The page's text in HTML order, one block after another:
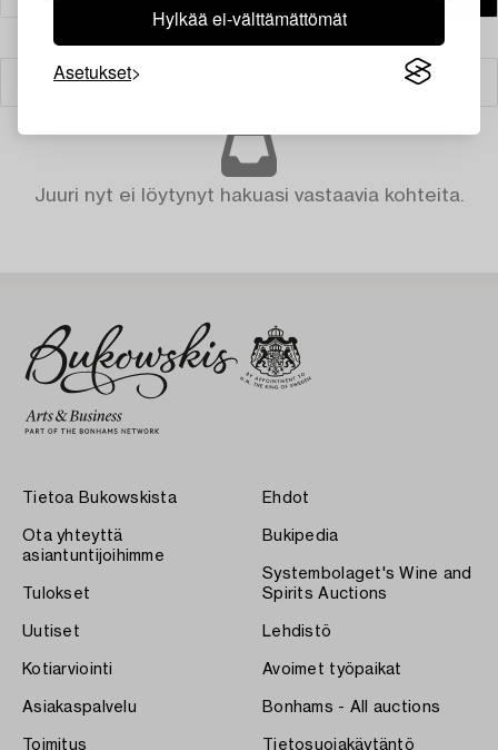
Hylkää ei-välttämättömät
Asetukset
Juuri nyt ei löytynyt hakuasi vastaavia kohteita.
Tietoa Bukowskista
Ota yhteyttä
asiantuntijoihimme
Tulokset
Uutiset
Kotiarviointi
Asiakaspalvelu
Toimitus
Ehdot
Bukipedia
Systembolaget's Wine and
Spirits Auctions
Lehdistö
Avoimet työpaikat
Bonhams - All auctions
Tietosuojakäytäntö